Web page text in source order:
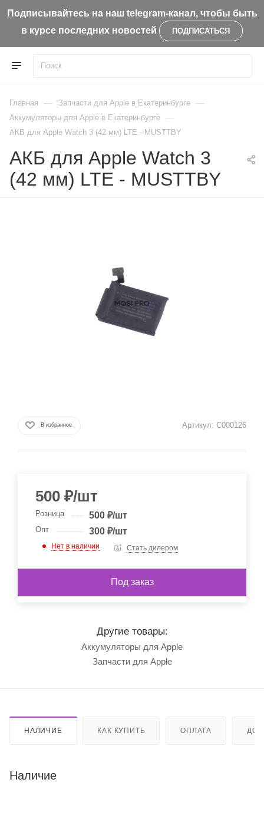
Подписывайтесь на наш telegram-канал, чтобы быть
в курсе последних новостей
ПОДПИСАТЬСЯ
Главная — Запчасти для Apple в Екатеринбурге —
Aккумуляторы для Apple в Екатеринбурге —
АКБ для Apple Watch 3 (42 мм) LTE - MUSTTBY
АКБ для Apple Watch 3
(42 мм) LTE - MUSTTBY
В избранное Артикул: C000126
500 ₽/шт
Розница 500₽/шт
Опт 300₽/шт
Нет в наличии Стать дилером
Под заказ
Другие товары:
Аккумуляторы для Apple
Запчасти для Apple
НАЛИЧИЕ КАК КУПИТЬ ОПЛАТА
Наличие